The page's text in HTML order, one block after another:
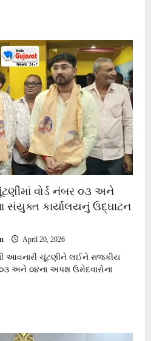
વોર્ડ નંબર ૦૩ અને
સંયુક્ત કાર્યાલયનું ઉદ્ઘાટન
April 20, 2026
આવનારી ચૂંટણીને લઈને રાજકીય
અને ૦૪ના અપક્ષ ઉમેદવારોના